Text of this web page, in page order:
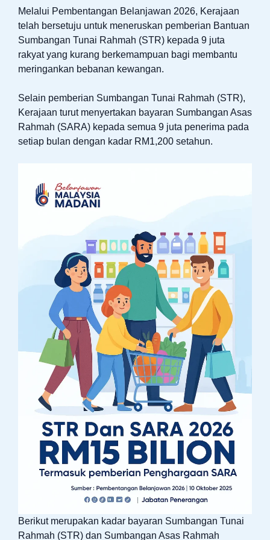
Melalui Pembentangan Belanjawan 2026, Kerajaan
telah bersetuju untuk meneruskan pemberian Bantuan
Sumbangan Tunai Rahmah (STR) kepada 9 juta
rakyat yang kurang berkemampuan bagi membantu
meringankan bebanan kewangan.
Selain pemberian Sumbangan Tunai Rahmah (STR),
Kerajaan turut menyertakan bayaran Sumbangan Asas
Rahmah (SARA) kepada semua 9 juta penerima pada
setiap bulan dengan kadar RM1,200 setahun.
Berikut merupakan kadar bayaran Sumbangan Tunai
Rahmah (STR) dan Sumbangan Asas Rahmah